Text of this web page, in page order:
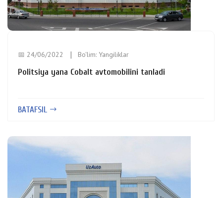
📅 24/06/2022 Bo'lim: Yangiliklar
Politsiya yana Cobalt avtomobilini tanladi
BATAFSIL